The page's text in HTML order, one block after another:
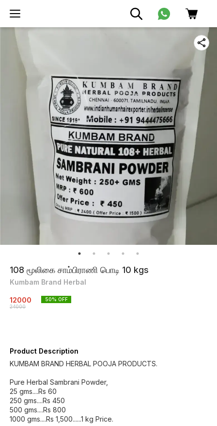
108 மூலிகை சாம்பிராணி பொடி 10 kgs
Kumbam Brand Herbal
12000
24000
50% OFF
Product Description
KUMBAM BRAND HERBAL POOJA PRODUCTS.
Pure Herbal Sambrani Powder,
25 gms....Rs 60
250 gms....Rs 450
500 gms....Rs 800
1000 gms....Rs 1,500......1 kg Price.